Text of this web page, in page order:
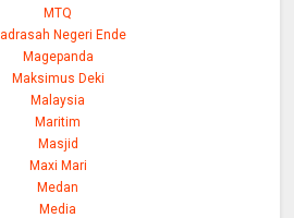
MTQ
Negeri Ende
Magepanda
Maksimus Deki
Malaysia
Maritim
Masjid
Maxi Mari
Medan
Media